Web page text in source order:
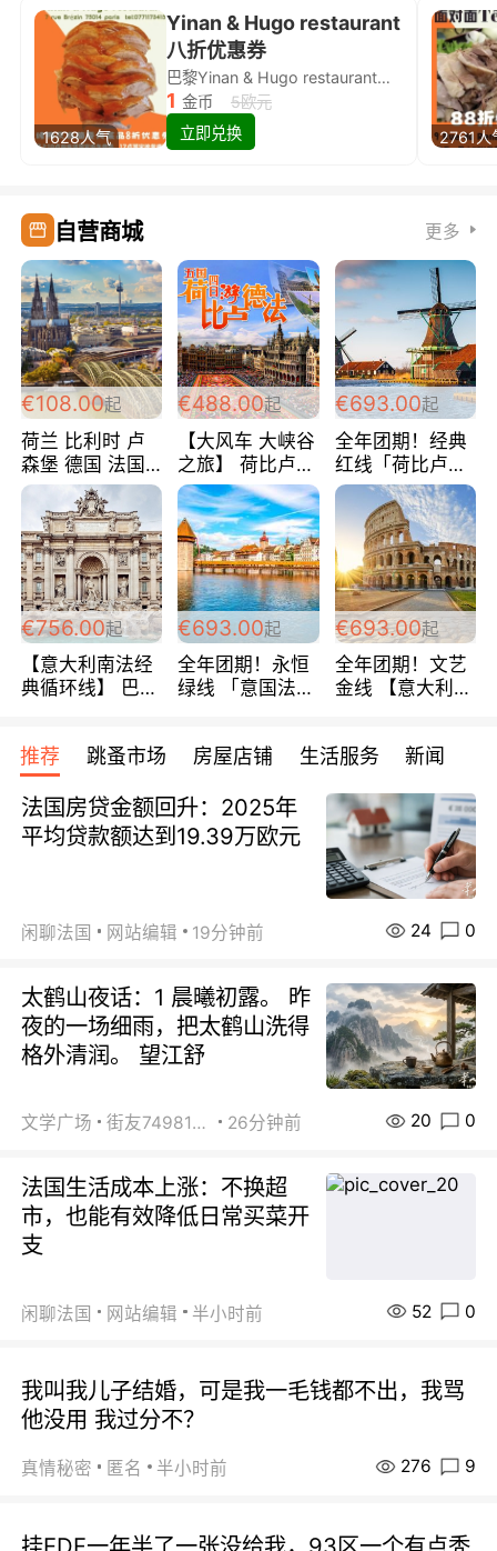
1628人气
Yinan & Hugo restaurant
八折优惠券
巴黎Yinan & Hugo restaurant除简餐类全场8折
1 金币
5欧元
立即兑换
2761人
自营商城 更多
€108.00起
荷兰 比利时 卢
森堡 德国 法国
超爽玩遍西欧 循
环线 全程四星宾
馆 108欧/人/天
€488.00起
【大风车 大峡谷
之旅】 荷比卢德
法 巴黎上下 经
典五国四日游
488欧/人
€693.00起
全年团期！经典
红线「荷比卢德
法」七天循环 五
国 仅售99欧/人/
天！巴黎上下！
包拼房~
€756.00起
【意大利南法经
典循环线】 巴黎
宾馆 108欧/天起
全程756欧/位
€693.00起
全年团期！永恒
绿线 「意国法
欧/天起 ~包拼房
€693.00起
全年团期！文艺
金线 【意大利一
每周铁发！
推荐 跳蚤市场 房屋店铺 生活服务 新闻
法国房贷金额回升：2025年
平均贷款额达到19.39万欧元
闲聊法国 网站编辑 19分钟前 24 0
太鹤山夜话：1 晨曦初露。 昨
夜的一场细雨，把太鹤山洗得
格外清润。 望江舒
文学广场 街友74981146 26分钟前 20 0
法国生活成本上涨：不换超
市，也能有效降低日常买菜开
支
闲聊法国 网站编辑 半小时前 52 0
我叫我儿子结婚，可是我一毛钱都不出，我骂
他没用 我过分不？
真情秘密 匿名 半小时前 276 9